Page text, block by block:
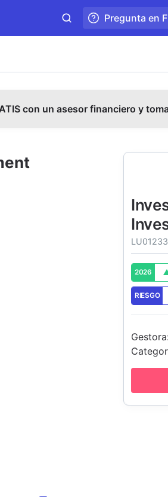
Pregunta en
con un asesor financiero y
Fund
2026
RIESGO
Gestora: